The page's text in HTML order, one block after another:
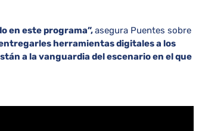
en este programa”,asegura Puentes sobre
herramientas digitales a los
a la vanguardia del escenario en el que